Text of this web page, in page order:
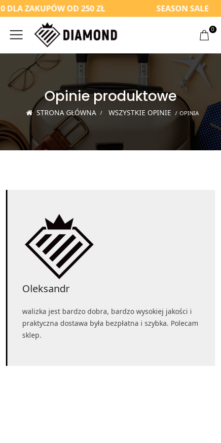
DLA ZAKUPÓW OD 250 ZŁ SEASON SALE
0
Opinie produktowe
STRONA GŁÓWNA WSZYSTKIE OPINIE OPINIA
Oleksandr
walizka jest bardzo dobra, bardzo wysokiej jakości i
praktyczna dostawa była bezpłatna i szybka. Polecam
sklep.